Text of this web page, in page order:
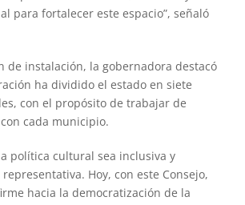
para fortalecer este espacio”, señaló
de instalación, la gobernadora destacó
ha dividido el estado en siete
con el propósito de trabajar de
cada municipio.
política cultural sea inclusiva y
Hoy, con este Consejo,
hacia la democratización de la